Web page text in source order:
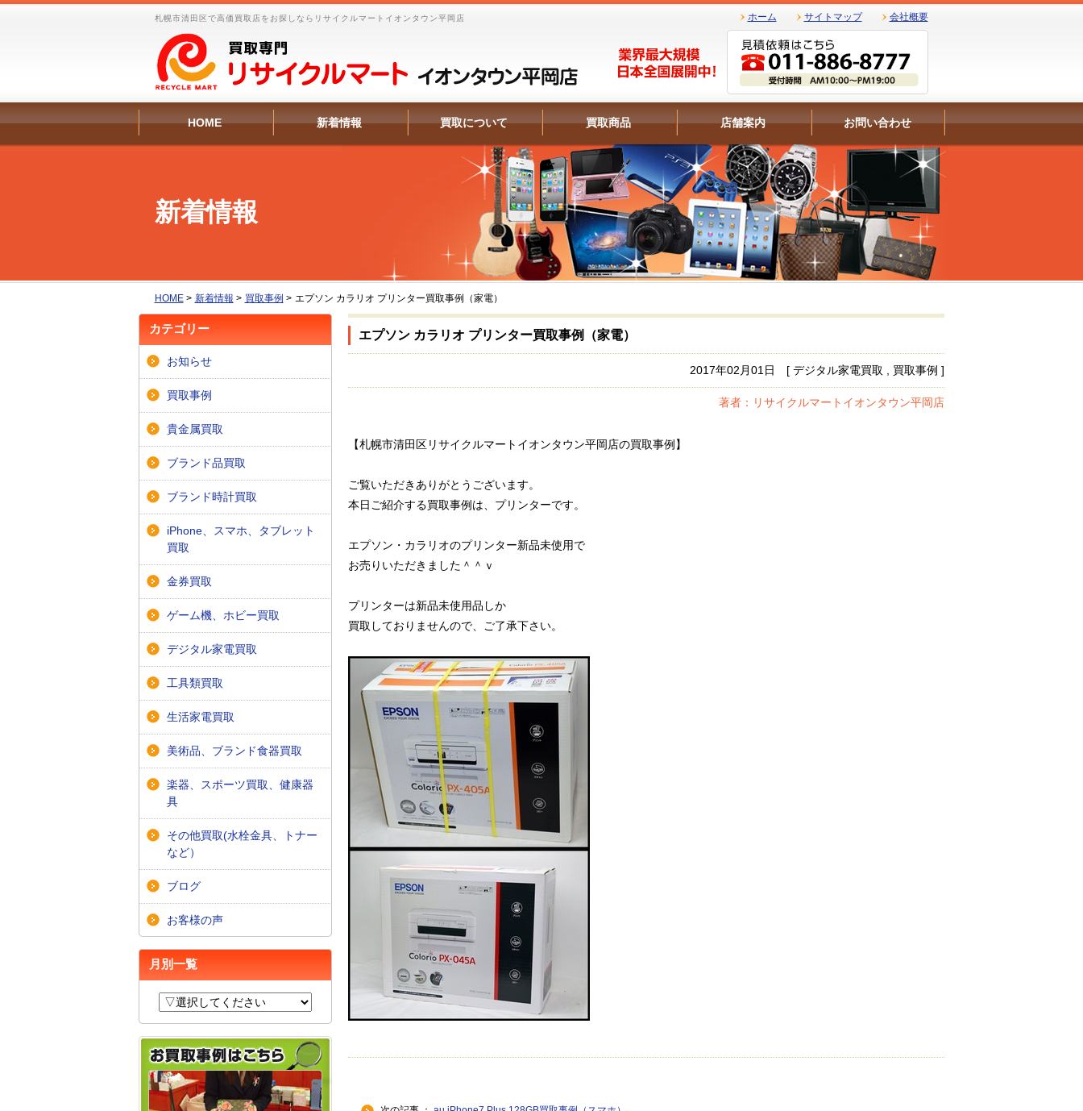
札幌市清田区で高価買取店をお探しならリサイクルマートイオンタウン平岡店 ホーム サイトマップ 会社概要
HOME 新着情報 買取について 買取商品 店舗案内 お問い合わせ
新着情報
HOME> 新着情報 > 買取事例 > エプソン カラリオ プリンター買取事例（家電）
エプソン カラリオ プリンター買取事例（家電）
2017年02月01日 [ デジタル家電買取 , 買取事例 ]
著者：リサイクルマートイオンタウン平岡店
【札幌市清田区リサイクルマートイオンタウン平岡店の買取事例】
ご覧いただきありがとうございます。
本日ご紹介する買取事例は、プリンターです。
エプソン・カラリオのプリンター新品未使用で
お売りいただきました＾＾ｖ
プリンターは新品未使用品しか
買取しておりませんので、ご了承下さい。
カテゴリー
お知らせ
買取事例
貴金属買取
ブランド品買取
ブランド時計買取
iPhone、スマホ、タブレット
買取
金券買取
ゲーム機、ホビー買取
デジタル家電買取
工具類買取
生活家電買取
美術品、ブランド食器買取
楽器、スポーツ買取、健康器
具
その他買取(水栓金具、トナー
など）
ブログ
お客様の声
月別一覧